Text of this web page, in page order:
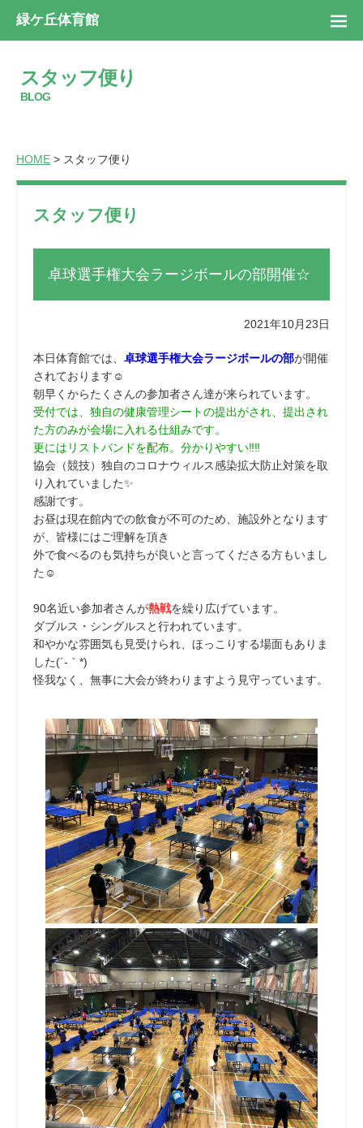
緑ケ丘体育館
スタッフ便り
BLOG
HOME > スタッフ便り
スタッフ便り
卓球選手権大会ラージボールの部開催☆
2021年10月23日
本日体育館では、 卓球選手権大会ラージボールの部が開催
されております☺
朝早くからたくさんの参加者さん達が来られています。
受付では、独自の健康管理シートの提出がされ、提出され
た方のみが会場に入れる仕組みです。
更にはリストバンドを配布。分かりやすい‼‼
協会（競技）独自のコロナウィルス感染拡大防止対策を取
り入れていました✨
感謝です。
お昼は現在館内での飲食が不可のため、施設外となります
が、皆様にはご理解を頂き
外で食べるのも気持ちが良いと言ってくださる方もいまし
た☺
90名近い参加者さんが熱戦を繰り広げています。
ダブルス・シングルスと行われています。
和やかな雰囲気も見受けられ、ほっこりする場面もありま
した(´-｀*)
怪我なく、無事に大会が終わりますよう見守っています。